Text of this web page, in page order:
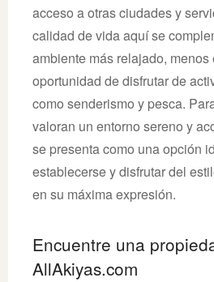
acceso a otras ciudades y
calidad de vida aquí se
ambiente más relajado,
oportunidad de disfrutar de
como senderismo y pesca.
valoran un entorno sereno y
se presenta como una opción
establecerse y disfrutar del
en su máxima expresión.
Encuentre una
AllAkiyas.com